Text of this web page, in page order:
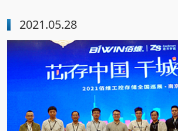
2021.05.28